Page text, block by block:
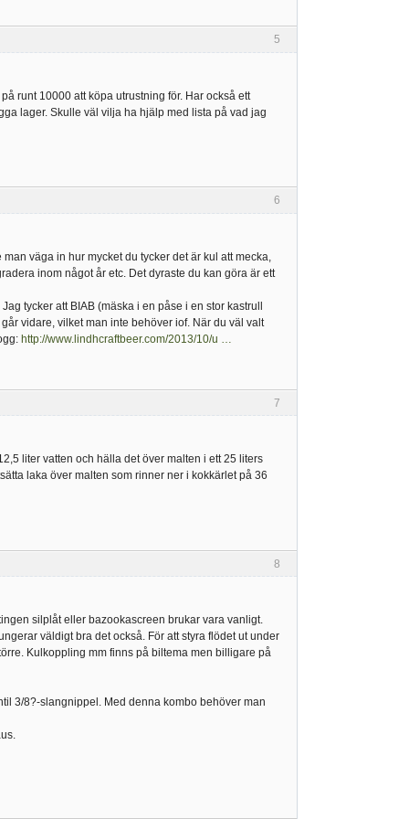
5
runt 10000 att köpa utrustning för. Har också ett
lager. Skulle väl vilja ha hjälp med lista på vad jag
6
väga in hur mycket du tycker det är kul att mecka,
inom något år etc. Det dyraste du kan göra är ett
tycker att BIAB (mäska i en påse i en stor kastrull
vidare, vilket man inte behöver iof. När du väl valt
http://www.lindhcraftbeer.com/2013/10/u …
7
liter vatten och hälla det över malten i ett 25 liters
laka över malten som rinner ner i kokkärlet på 36
8
silplåt eller bazookascreen brukar vara vanligt.
väldigt bra det också. För att styra flödet ut under
Kulkoppling mm finns på biltema men billigare på
3/8?-slangnippel. Med denna kombo behöver man